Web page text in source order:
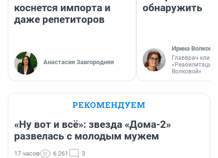
коснется импорта и
даже репетиторов
Анастасия Завгородняя
обнаружить
Ирина Волкова
Главврач
«Реабилитация
Волковой»
РЕКОМЕНДУЕМ
«Ну вот и всё»: звезда «Дома-2»
развелась с молодым мужем
17 часов 6 261 3